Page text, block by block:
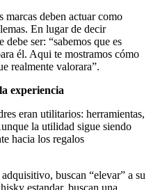
marcas deben actuar como
En lugar de decir
debe ser: “sabemos que es
él. Aqui te mostramos cómo
realmente valorara”.
experiencia
eran utilitarios: herramientas,
la utilidad sigue siendo
hacia los regalos
buscan “elevar” a su